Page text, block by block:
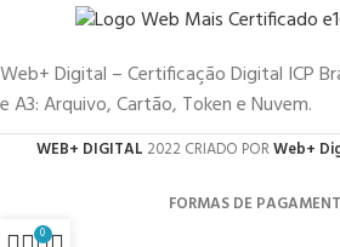
Web+ Digital – Certificação Digital ICP
e A3: Arquivo, Cartão, Token e Nuvem.
WEB+ DIGITAL 2022 CRIADO PORWeb+
FORMAS DE
0